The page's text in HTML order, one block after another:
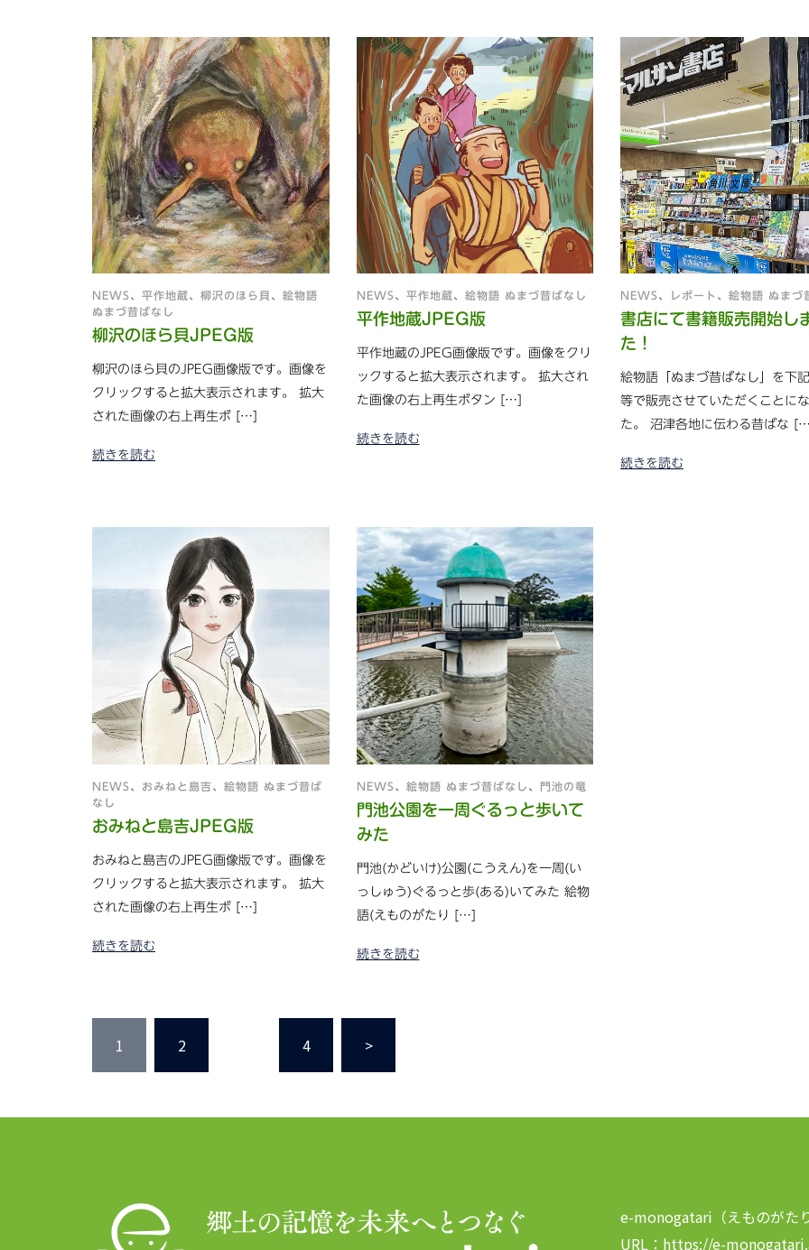
NEWS、 平作地蔵、 柳沢のほら貝 、 絵物語
ぬまづ昔ばなし
柳沢のほら貝JPEG版
柳沢のほら貝のJPEG画像版です。画像を
クリックすると拡大表示されます。 拡大
された画像の右上再生ボ […]
続きを読む
NEWS、 平作地蔵、 絵物語 ぬまづ昔ばなし
平作地蔵JPEG版
平作地蔵のJPEG画像版です。画像をクリ
ックすると拡大表示されます。 拡大され
た画像の右上再生ボタン […]
続きを読む
NEWS、 レポート 、 絵物語 ぬまづ
書店にて書籍販売開始し
た！
絵物語「ぬまづ昔ばなし」を下
等で販売させていただくことに
た。 沼津各地に伝わる昔ばな […]
続きを読む
NEWS、 おみねと島吉、 絵物語 ぬまづ昔ば
なし
おみねと島吉JPEG版
おみねと島吉のJPEG画像版です。画像を
クリックすると拡大表示されます。 拡大
された画像の右上再生ボ […]
続きを読む
NEWS、 絵物語 ぬまづ昔ばなし 、 門池の竜
門池公園を一周ぐるっと歩いて
みた
門池(かどいけ)公園(こうえん)を一周(い
っしゅう)ぐるっと歩(ある)いてみた 絵物
語(えものがたり […]
続きを読む
稿
の
ジ
1 2 4 >
e-monogatari（えものがたり
URL：https://e-